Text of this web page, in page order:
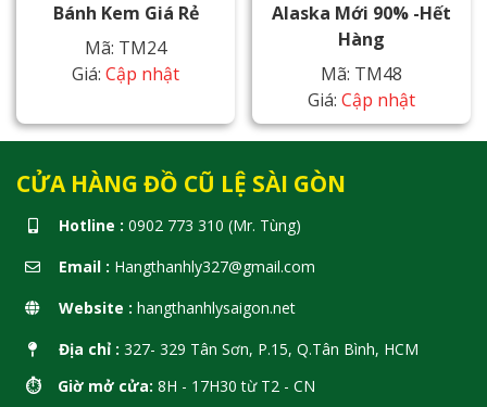
Bánh Kem Giá Rẻ
Mã: TM24
Giá: Cập nhật
Alaska Mới 90% -Hết
Hàng
Mã: TM48
Giá: Cập nhật
CỬA HÀNG ĐỒ CŨ LỆ SÀI GÒN
Hotline : 0902 773 310 (Mr. Tùng)
Email : Hangthanhly327@gmail.com
Website : hangthanhlysaigon.net
Địa chỉ : 327- 329 Tân Sơn, P.15, Q.Tân Bình, HCM
⏱️ Giờ mở cửa: 8H - 17H30 từ T2 - CN